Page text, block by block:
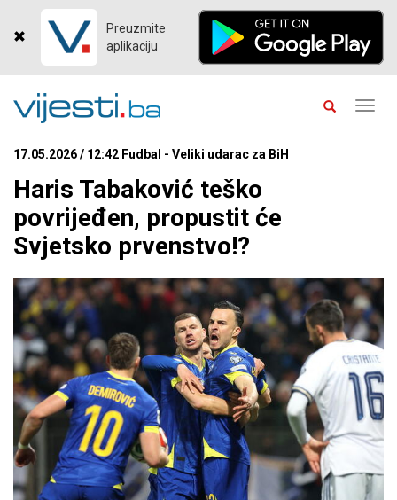
Preuzmite
aplikaciju
17.05.2026 / 12:42 Fudbal - Veliki udarac za BiH
Haris Tabaković teško
povrijeđen, propustit će
Svjetsko prvenstvo!?